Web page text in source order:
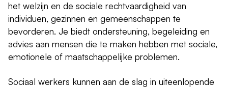
het welzijn en de sociale rechtvaardigheid van
individuen, gezinnen en gemeenschappen te
bevorderen. Je biedt ondersteuning, begeleiding en
advies aan mensen die te maken hebben met sociale,
emotionele of maatschappelijke problemen.
Sociaal werkers kunnen aan de slag in uiteenlopende